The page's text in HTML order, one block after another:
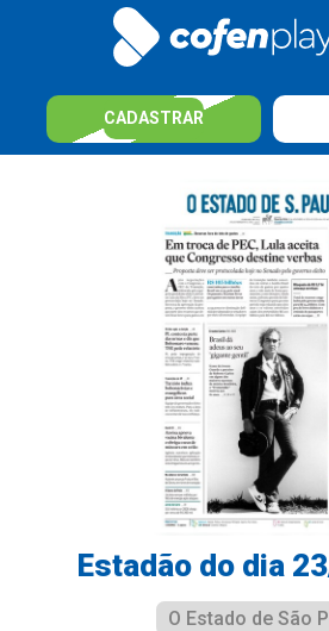
CADASTRAR
Estadão do dia
O Estado de São